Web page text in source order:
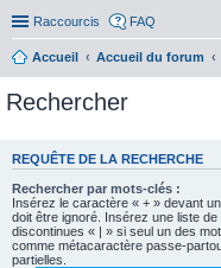
Raccourcis FAQ
Accueil Accueil du forum
Rechercher
REQUÊTE DE LA RECHERCHE
Rechercher par mots-clés :
Insérez le caractère « + » devant
doit être ignoré. Insérez une liste
discontinues « | » si seul un des
comme métacaractère passe-
partielles.